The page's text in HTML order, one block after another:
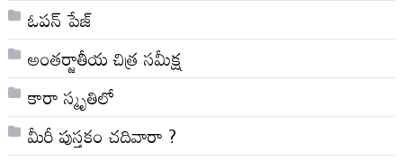
ఓపన్ పేజ్
అంతర్జాతీయ చిత్ర సమీక్ష
కారా స్మృతిలో
మీరీ పుస్తకం చదివారా ?